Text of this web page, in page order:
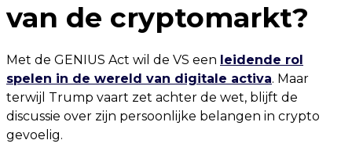
van de cryptomarkt?
Met de GENIUS Act wil de VS een leidende rol
spelen in de wereld van digitale activa. Maar
terwijl Trump vaart zet achter de wet, blijft de
discussie over zijn persoonlijke belangen in crypto
gevoelig.